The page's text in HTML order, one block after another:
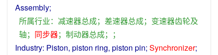
Assembly;
所属行业： 减速器总成； 差速器总成； 变速器齿轮及
轴； 同步器； 制动器总成；；
Industry: Piston, piston ring, piston pin; Synchronizer;